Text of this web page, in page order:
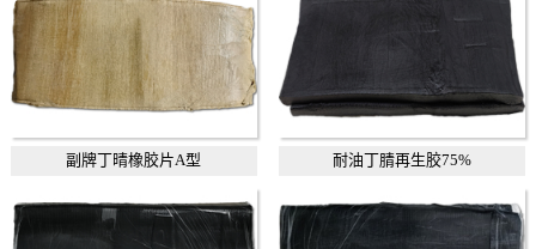
副牌丁晴橡胶片A型 耐油丁腈再生胶75%